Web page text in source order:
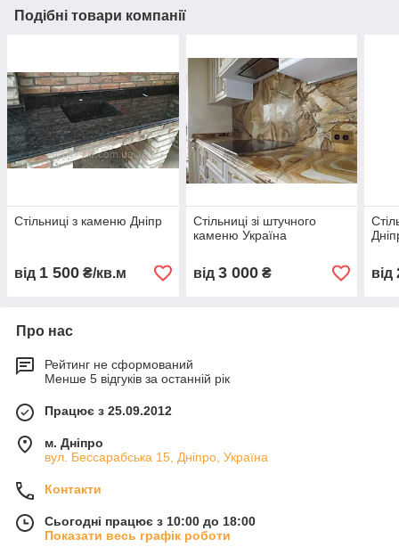
Подібні товари компанії
Стільниці з каменю Дніпр
від 1 500 ₴/кв.м
Стільниці зі штучного
каменю Україна
від 3 000₴ від
Про нас
Рейтинг не сформований
Менше 5 відгуків за останній рік
Працює з 25.09.2012
м. Дніпро
вул. Бессарабська 15, Дніпро, Україна
Контакти
Сьогодні працює з 10:00 до 18:00
Показати весь графік роботи